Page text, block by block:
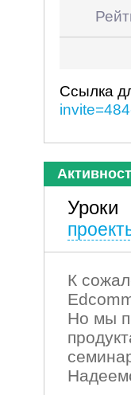
Ссылка
Уроки
К
Но мы